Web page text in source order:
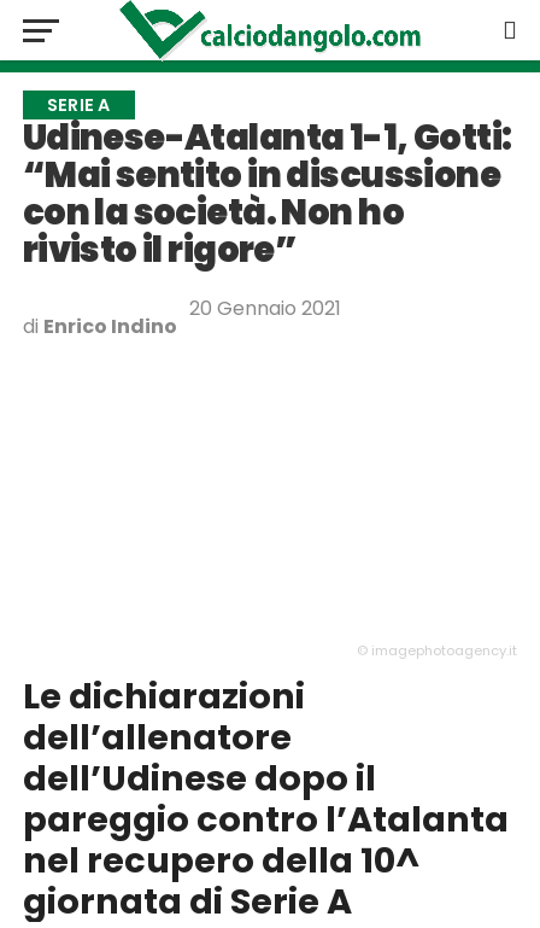
SERIE A
Udinese-Atalanta 1-1, Gotti:
“Mai sentito in discussione
con la società. Non ho
rivisto il rigore”
di Enrico Indino
20 Gennaio 2021
© imagephotoagency.it
Le dichiarazioni
dell’allenatore
dell’Udinese dopo il
pareggio contro l’Atalanta
nel recupero della 10^
giornata di Serie A